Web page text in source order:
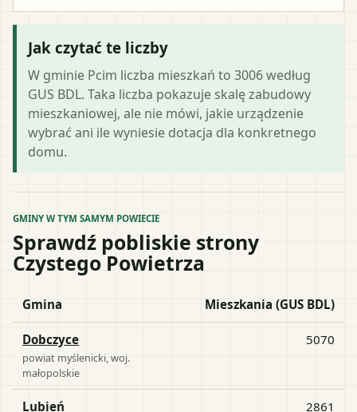
Jak czytać te liczby
W gminie Pcim liczba mieszkań to 3006 według
GUS BDL. Taka liczba pokazuje skalę zabudowy
mieszkaniowej, ale nie mówi, jakie urządzenie
wybrać ani ile wyniesie dotacja dla konkretnego
domu.
GMINY W TYM SAMYM POWIECIE
Sprawdź pobliskie strony
Czystego Powietrza
Gmina Mieszkania (GUS BDL)
Dobczyce
powiat myślenicki , woj.
małopolskie
5070
Lubień 2861